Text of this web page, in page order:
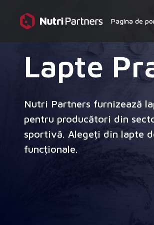
Pagina de
Lapte
Nutri Partners furnizează
pentru producători din
sportivă. Alegeți din lapte
funcționale.